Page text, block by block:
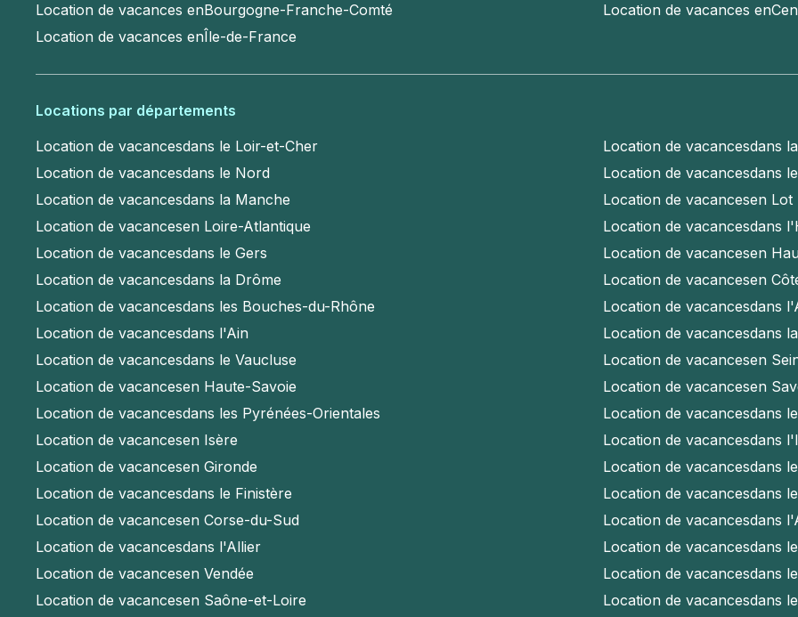
Location de vacances enBourgogne-Franche-Comté Location de vacances en
Location de vacances enÎle-de-France
Locations par départements
Location de vacancesdans le Loir-et-Cher Location de vacancesdans
Location de vacancesdans le Nord Location de vacancesdans
Location de vacancesdans la Manche Location de vacancesen Lot
Location de vacancesen Loire-Atlantique Location de vacancesdans
Location de vacancesdans le Gers Location de vacancesen
Location de vacancesdans la Drôme Location de vacancesen
Location de vacancesdans les Bouches-du-Rhône Location de vacancesdans
Location de vacancesdans l'Ain Location de vacancesdans
Location de vacancesdans le Vaucluse Location de vacancesen
Location de vacancesen Haute-Savoie Location de vacancesen
Location de vacancesdans les Pyrénées-Orientales Location de vacancesdans
Location de vacancesen Isère Location de vacancesdans
Location de vacancesen Gironde Location de vacancesdans
Location de vacancesdans le Finistère Location de vacancesdans
Location de vacancesen Corse-du-Sud Location de vacancesdans
Location de vacancesdans l'Allier Location de vacancesdans
Location de vacancesen Vendée Location de vacancesdans
Location de vacancesen Saône-et-Loire Location de vacancesdans